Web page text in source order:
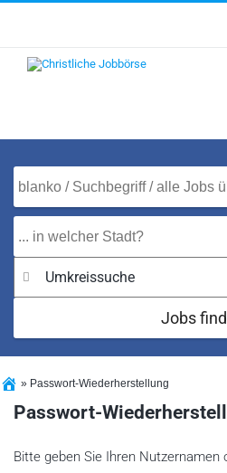
Jobs
» Passwort-Wiederherstellung
Passwort-
Bitte geben Sie Ihren Nutzernamen